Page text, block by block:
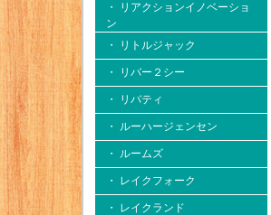
・ リアクションイノベーショ
ン
・ リトルジャック
・ リバー２シー
・ リバティ
・ ルーハージェンセン
・ ルームズ
・ レイクフォーク
・ レイクランド